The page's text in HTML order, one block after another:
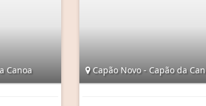
Canoa Capão Novo - Capão da